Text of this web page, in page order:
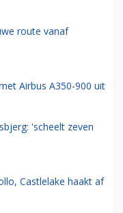
route vanaf
Airbus A350-900 uit
'scheelt zeven
Castlelake haakt af